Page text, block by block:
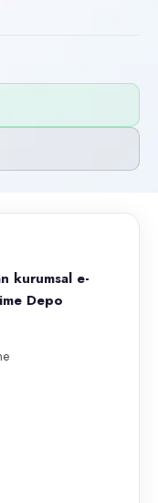
firması deposu
kurumsal e-
Depo